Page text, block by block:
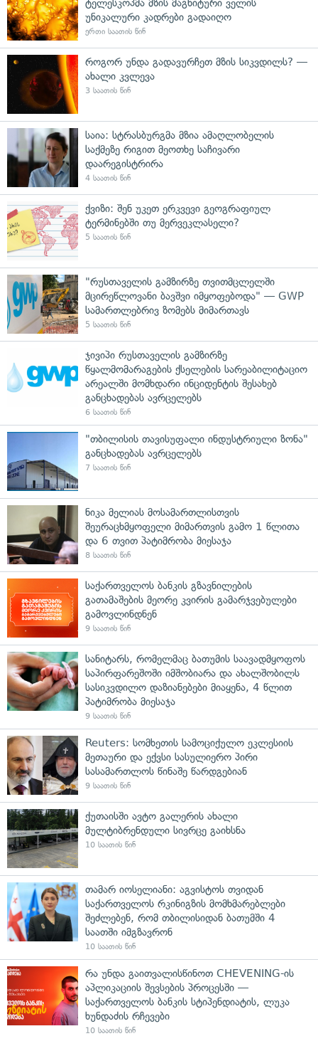
ტელესკოპმა მზის მაგნიტური ველის
უნიკალური კადრები გადაიღო
ერთი საათის წინ
როგორ უნდა გადავურჩეთ მზის სიკვდილს? —
ახალი კვლევა
3 საათის წინ
საია: სტრასბურგმა მზია ამაღლობელის
საქმეზე რიგით მეოთხე საჩივარი
დაარეგისტრირა
4 საათის წინ
ქვიზი: შენ უკეთ ერკვევი გეოგრაფიულ
ტერმინებში თუ მერვეკლასელი?
5 საათის წინ
"რუსთაველის გამზირზე თვითმცლელში
მცირეწლოვანი ბავშვი იმყოფებოდა" — GWP
სამართლებრივ ზომებს მიმართავს
5 საათის წინ
ჯივიპი რუსთაველის გამზირზე
წყალმომარაგების ქსელების სარეაბილიტაციო
არეალში მომხდარი ინციდენტის შესახებ
განცხადებას ავრცელებს
6 საათის წინ
"თბილისის თავისუფალი ინდუსტრიული ზონა"
განცხადებას ავრცელებს
7 საათის წინ
ნიკა მელიას მოსამართლისთვის
შეურაცხმყოფელი მიმართვის გამო 1 წლითა
და 6 თვით პატიმრობა მიესაჯა
8 საათის წინ
საქართველოს ბანკის გზავნილების
გათამაშების მეორე კვირის გამარჯვებულები
გამოვლინდნენ
9 საათის წინ
სანიტარს, რომელმაც ბათუმის საავადმყოფოს
საპირფარეშოში იმშობიარა და ახალშობილს
სასიკვდილო დაზიანებები მიაყენა, 4 წლით
პატიმრობა მიესაჯა
9 საათის წინ
Reuters: სომხეთის სამოციქულო ეკლესიის
მეთაური და ექვსი სასულიერო პირი
სასამართლოს წინაშე წარდგებიან
9 საათის წინ
ქუთაისში ავტო გალერის ახალი
მულტიბრენდული სივრცე გაიხსნა
10 საათის წინ
თამარ იოსელიანი: აგვისტოს თვიდან
საქართველოს რკინიგზის მომხმარებლები
შეძლებენ, რომ თბილისიდან ბათუმში 4
საათში იმგზავრონ
10 საათის წინ
რა უნდა გაითვალისწინოთ CHEVENING-ის
აპლიკაციის შევსების პროცესში —
საქართველოს ბანკის სტიპენდიატის, ლუკა
ხუნდაძის რჩევები
10 საათის წინ